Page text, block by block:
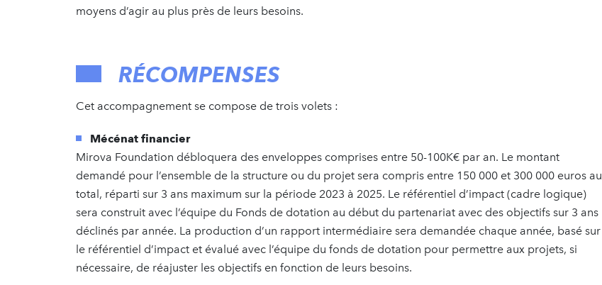
moyens d’agir au plus près de leurs besoins.
RÉCOMPENSES
Cet accompagnement se compose de trois volets :
Mécénat financier
Mirova Foundation débloquera des enveloppes comprises entre 50-100K€ par an. Le montant
demandé pour l’ensemble de la structure ou du projet sera compris entre 150 000 et 300 000 euros au
total, réparti sur 3 ans maximum sur la période 2023 à 2025. Le référentiel d’impact (cadre logique)
sera construit avec l’équipe du Fonds de dotation au début du partenariat avec des objectifs sur 3 ans
déclinés par année. La production d’un rapport intermédiaire sera demandée chaque année, basé sur
le référentiel d’impact et évalué avec l’équipe du fonds de dotation pour permettre aux projets, si
nécessaire, de réajuster les objectifs en fonction de leurs besoins.